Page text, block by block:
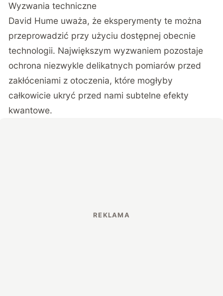
Wyzwania techniczne
David Hume uważa, że eksperymenty te można
przeprowadzić przy użyciu dostępnej obecnie
technologii. Największym wyzwaniem pozostaje
ochrona niezwykle delikatnych pomiarów przed
zakłóceniami z otoczenia, które mogłyby
całkowicie ukryć przed nami subtelne efekty
kwantowe.